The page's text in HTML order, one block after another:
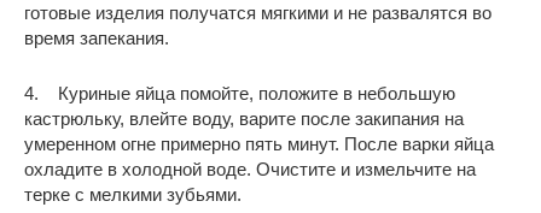
готовые изделия получатся мягкими и не развалятся во
время запекания.
4. Куриные яйца помойте, положите в небольшую
кастрюльку, влейте воду, варите после закипания на
умеренном огне примерно пять минут. После варки яйца
охладите в холодной воде. Очистите и измельчите на
терке с мелкими зубьями.